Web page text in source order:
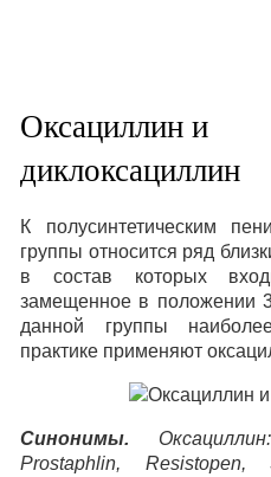
Оксациллин и
диклоксациллин
К полусинтетическим
группы относится ряд
в состав которых
замещенное в положении
данной группы
практике применяют
Синонимы.
Prostaphlin, Resistopen,